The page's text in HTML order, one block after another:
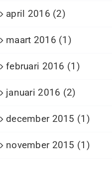
april 2016 (2)
maart 2016 (1)
februari 2016 (1)
januari 2016 (2)
december 2015 (1)
november 2015 (1)